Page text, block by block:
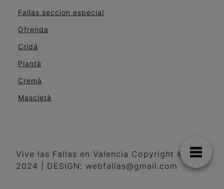
Fallas seccion especial
Ofrenda
Cridá
Plantà
Cremà
Mascletà
Vive las Fallas en Valencia Copyright ©
2024 | DESIGN: webfallas@gmail.com